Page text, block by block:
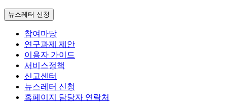
뉴스레터 신청
참여마당
연구과제 제안
이용자 가이드
서비스정책
신고센터
뉴스레터 신청
홈페이지 담당자 연락처